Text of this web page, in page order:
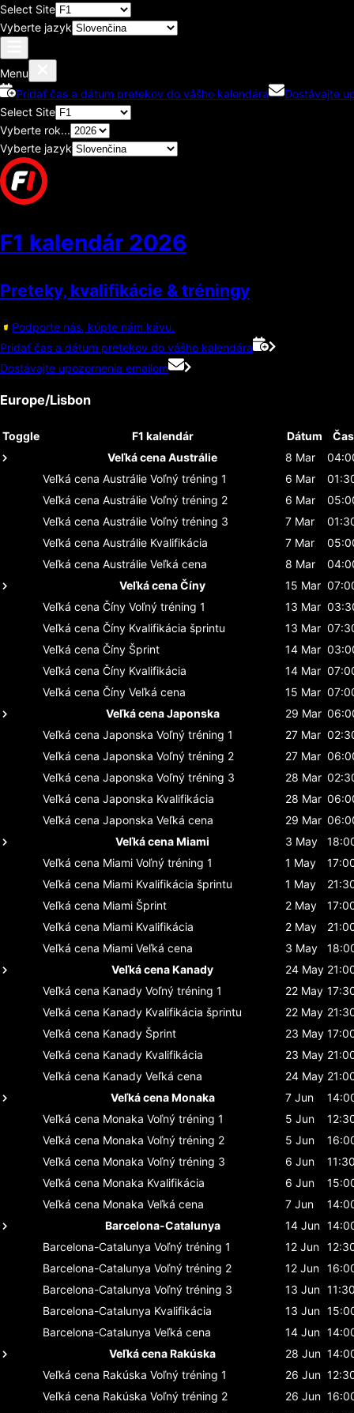
Select Site
Vyberte jazyk
Menu
Pridať čas a dátum pretekov do vášho kalendára
Dostávajte
Select Site
Vyberte rok...
Vyberte jazyk
F1 kalendár 2026
Preteky, kvalifikácie & tréningy
Podporte nás, kúpte nám kávu.
Pridať čas a dátum pretekov do vášho kalendára
Dostávajte upozornenia emailom
Europe/Lisbon
Toggle F1 kalendár Dátum
Čas
Veľká cena Austrálie
8 Mar
Veľká cena Austrálie Voľný tréning 1 6 Mar
Veľká cena Austrálie Voľný tréning 2 6 Mar
Veľká cena Austrálie Voľný tréning 3 7 Mar
Veľká cena Austrálie Kvalifikácia 7 Mar
Veľká cena Austrálie Veľká cena 8 Mar
Veľká cena Číny
15 Mar
Veľká cena Číny Voľný tréning 1 13 Mar
Veľká cena Číny Kvalifikácia šprintu 13 Mar
Veľká cena Číny Šprint 14 Mar
Veľká cena Číny Kvalifikácia 14 Mar
Veľká cena Číny Veľká cena 15 Mar
Veľká cena Japonska
29 Mar
Veľká cena Japonska Voľný tréning 1 27 Mar
Veľká cena Japonska Voľný tréning 2 27 Mar
Veľká cena Japonska Voľný tréning 3 28 Mar
Veľká cena Japonska Kvalifikácia 28 Mar
Veľká cena Japonska Veľká cena 29 Mar
Veľká cena Miami
3 May
Veľká cena Miami Voľný tréning 1 1 May
Veľká cena Miami Kvalifikácia šprintu 1 May
Veľká cena Miami Šprint 2 May
Veľká cena Miami Kvalifikácia 2 May
Veľká cena Miami Veľká cena 3 May
Veľká cena Kanady
24 May
Veľká cena Kanady Voľný tréning 1 22 May
Veľká cena Kanady Kvalifikácia šprintu 22 May
Veľká cena Kanady Šprint 23 May
Veľká cena Kanady Kvalifikácia 23 May
Veľká cena Kanady Veľká cena 24 May
Veľká cena Monaka
7 Jun
Veľká cena Monaka Voľný tréning 1 5 Jun
Veľká cena Monaka Voľný tréning 2 5 Jun
Veľká cena Monaka Voľný tréning 3 6 Jun
11:30
Veľká cena Monaka Kvalifikácia 6 Jun
Veľká cena Monaka Veľká cena 7 Jun
Barcelona-Catalunya
14 Jun
Barcelona-Catalunya Voľný tréning 1 12 Jun
Barcelona-Catalunya Voľný tréning 2 12 Jun
Barcelona-Catalunya Voľný tréning 3 13 Jun 11:30
Barcelona-Catalunya Kvalifikácia 13 Jun
Barcelona-Catalunya Veľká cena 14 Jun
Veľká cena Rakúska
28 Jun
Veľká cena Rakúska Voľný tréning 1 26 Jun
Veľká cena Rakúska Voľný tréning 2 26 Jun